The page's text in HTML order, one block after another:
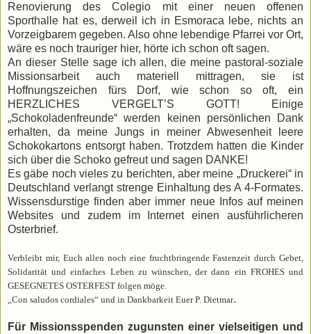
Renovierung des Colegio mit einer neuen offenen
Sporthalle hat es, derweil ich in Esmoraca lebe, nichts an
Vorzeigbarem gegeben. Also ohne lebendige Pfarrei vor Ort,
wäre es noch trauriger hier, hörte ich schon oft sagen.
An dieser Stelle sage ich allen, die meine pastoral-soziale
Missionsarbeit auch materiell mittragen, sie ist
Hoffnungszeichen fürs Dorf, wie schon so oft, ein
HERZLICHES VERGELT’S GOTT! Einige
„Schokoladenfreunde“ werden keinen persönlichen Dank
erhalten, da meine Jungs in meiner Abwesenheit leere
Schokokartons entsorgt haben. Trotzdem hatten die Kinder
sich über die Schoko gefreut und sagen DANKE!
Es gäbe noch vieles zu berichten, aber meine „Druckerei“ in
Deutschland verlangt strenge Einhaltung des A 4-Formates.
Wissensdurstige finden aber immer neue Infos auf meinen
Websites und zudem im Internet einen ausführlicheren
Osterbrief.
Verbleibt mir, Euch allen noch eine fruchtbringende Fastenzeit durch Gebet,
Solidarität und einfaches Leben zu wünschen, der dann ein FROHES und
GESEGNETES OSTERFEST folgen möge.
„Con saludos cordiales“ und in Dankbarkeit Euer P. Dietmar.
Für Missionsspenden zugunsten einer vielseitigen und